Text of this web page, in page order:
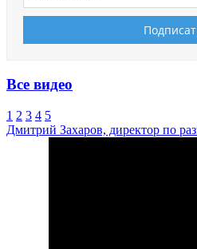
Все видео
1 2 3 4 5
Дмитрий Захаров, директор по